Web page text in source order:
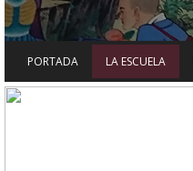
PORTADA LA ESCUELA